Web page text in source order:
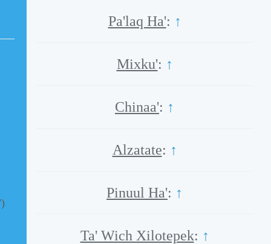
Pa'laq Ha': ↑
Mixku': ↑
Chinaa': ↑
Alzatate: ↑
Pinuul Ha': ↑
Ta' Wich Xilotepek: ↑